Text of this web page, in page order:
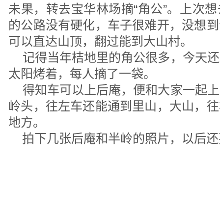
未果，转去宝华林场摘“角公”。上次
的公路没有硬化，车子很难开，没想
可以直达山顶，翻过能到大山村。
记得当年桔地里的角公很多，今天
太阳烤着，每人摘了一袋。
得知车可以上后庵，便和大家一起
岭头，往左车还能通到里山，大山，
地方。
拍下几张后庵和半岭的照片，以后